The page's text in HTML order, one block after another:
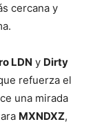
cercana y
LDN y Dirty
refuerza el
una mirada
MXNDXZ,